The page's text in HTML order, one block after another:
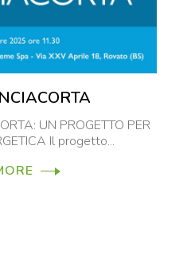
UN PROGETTO PER
Il progetto...